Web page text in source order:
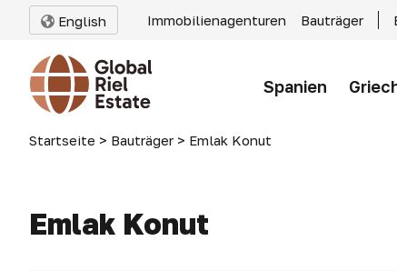
English Immobilienagenturen Bauträger
Spanien
Startseite > Bauträger > Emlak Konut
Emlak Konut